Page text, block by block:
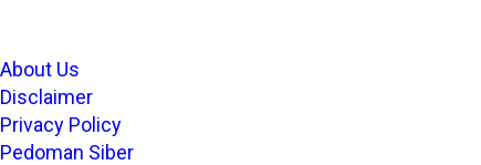
About Us
Disclaimer
Privacy Policy
Pedoman Siber